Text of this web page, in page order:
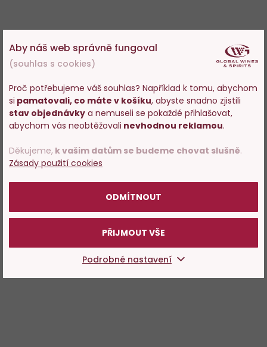
Aby náš web správně fungoval
(souhlas s cookies)
Proč potřebujeme váš souhlas? Například k tomu, abychom
si pamatovali, co máte v košíku, abyste snadno zjistili
stav objednávky a nemuseli se pokaždé přihlašovat,
abychom vás neobtěžovali nevhodnou reklamou.
Děkujeme, k vašim datům se budeme chovat slušně.
Zásady použití cookies
ODMÍTNOUT
PŘIJMOUT VŠE
Podrobné nastavení
Vstupujete na stránky
s prodejem alkoholu. Prosím